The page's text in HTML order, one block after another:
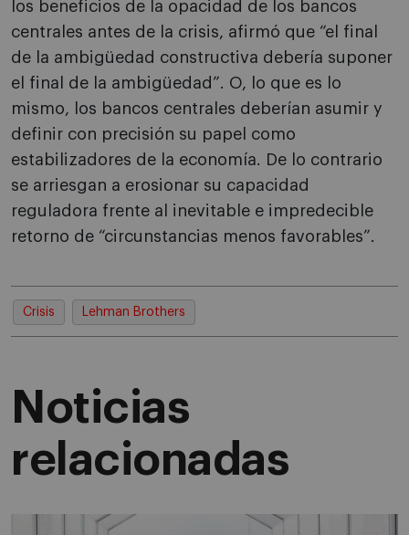
los beneficios de la opacidad de los bancos
centrales antes de la crisis, afirmó que “el final
de la ambigüedad constructiva debería suponer
el final de la ambigüedad”. O, lo que es lo
mismo, los bancos centrales deberían asumir y
definir con precisión su papel como
estabilizadores de la economía. De lo contrario
se arriesgan a erosionar su capacidad
reguladora frente al inevitable e impredecible
retorno de “circunstancias menos favorables”.
Crisis Lehman Brothers
Noticias
relacionadas